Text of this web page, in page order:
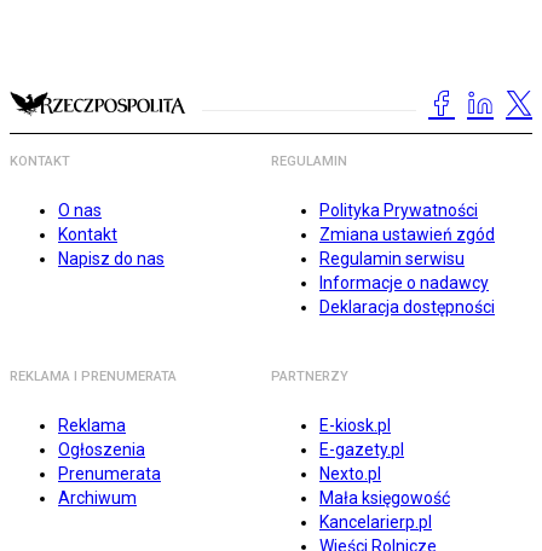
KONTAKT
O nas
Kontakt
Napisz do nas
REGULAMIN
Polityka Prywatności
Zmiana ustawień zgód
Regulamin serwisu
Informacje o nadawcy
Deklaracja dostępności
REKLAMA I PRENUMERATA
Reklama
Ogłoszenia
Prenumerata
Archiwum
PARTNERZY
E-kiosk.pl
E-gazety.pl
Nexto.pl
Mała księgowość
Kancelarierp.pl
Wieści Rolnicze